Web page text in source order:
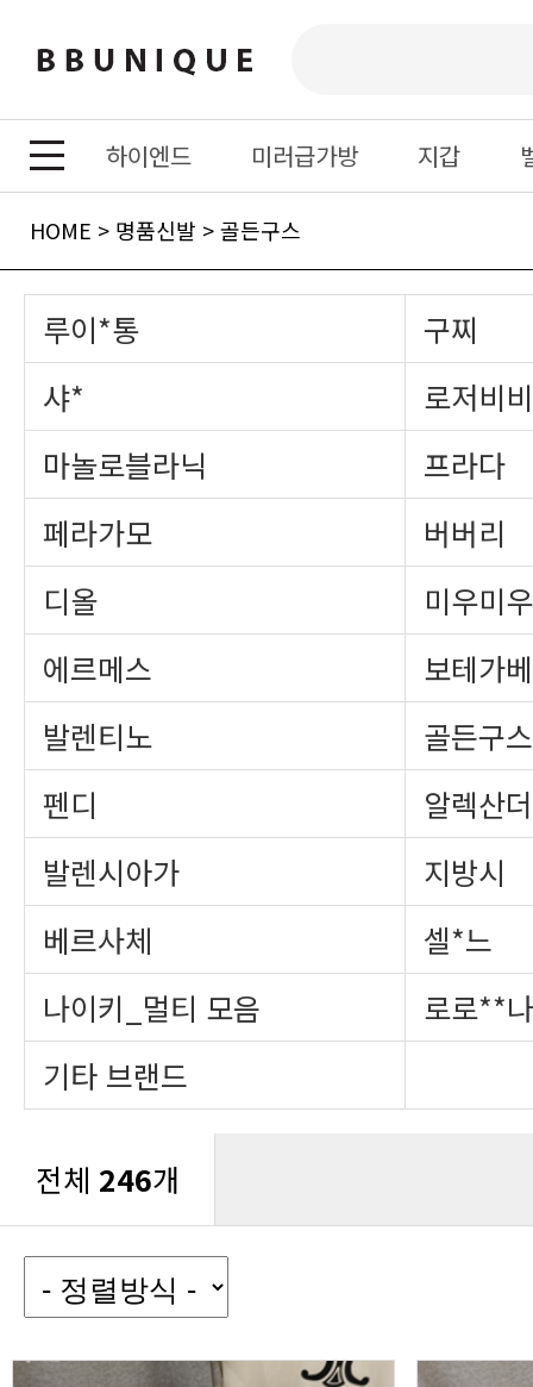
하이엔드 미러급가방 지갑
HOME > 명품신발 >골든구스
루이*통
구찌
샤*
로저비
마놀로블라닉
프라다
페라가모
버버리
디올
미우미우
에르메스
보테가
발렌티노
골든구스
펜디
알렉산
발렌시아가
지방시
베르사체
셀*느
나이키_멀티 모음
로로**나
기타 브랜드
전체 246개